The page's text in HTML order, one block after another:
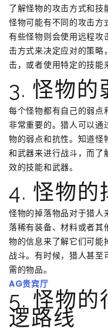
了解怪物的攻击方式和技
怪物可能有不同的攻击方
有些怪物则会使用远程攻
击方式来决定应对的策
击，或者使用特定的技能
3. 怪物的
每个怪物都有自己的弱点
非常重要的。猎人可以通
物的弱点和抗性。知道怪
和武器来进行战斗，而了
效的技能和武器。
4. 怪物的
怪物的掉落物品对于猎人
落稀有装备、材料或者其
物的信息来了解它们可能
战斗。有时候，猎人甚
需的物品。
AG贵宾厅
5. 怪物的
逻路线